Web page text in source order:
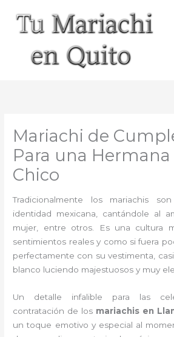
contenido
Mariachi de
Para una
Chico
Tradicionalmente los mariachis
identidad mexicana, cantándole al
mujer, entre otros. Es una cultura
sentimientos reales y como si fuera
perfectamente con su vestimenta,
blanco luciendo majestuosos y muy
Un detalle infalible para las
contratación de los mariachis en
un toque emotivo y especial al